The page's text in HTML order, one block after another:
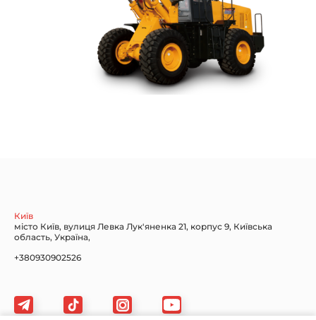
Київ
місто Київ, вулиця Левка Лук'яненка 21, корпус 9, Київська
область, Україна,
+380930902526